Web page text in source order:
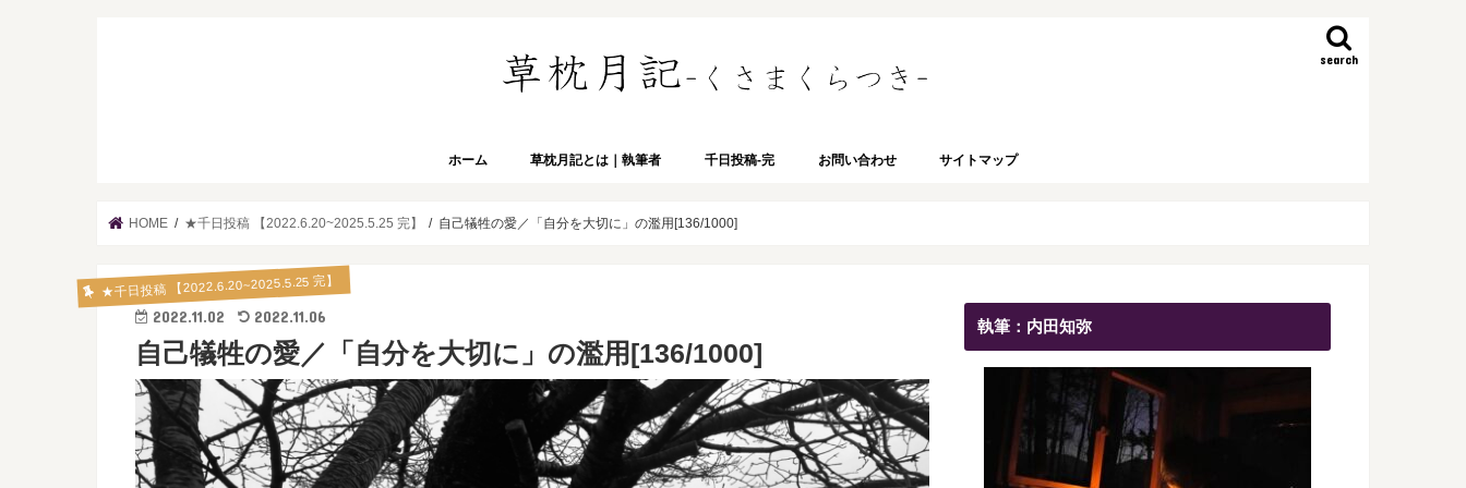
search
ホーム 草枕月記とは｜執筆者 千日投稿-完 お問い合わせ サイトマップ
HOME ★千日投稿 【2022.6.20~2025.5.25 完】 自己犠牲の愛／「自分を大切に」の濫用[136/1000]
★千日投稿 【2022.6.20~2025.5.25 完】
2022.11.02 2022.11.06
自己犠牲の愛／「自分を大切に」の濫用[136/1000]
執筆：内田知弥